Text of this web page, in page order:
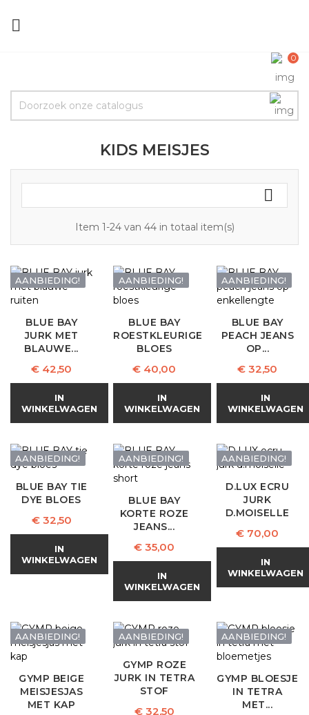

0
KIDS MEISJES

Item 1-24 van 44 in totaal item(s)
AANBIEDING!
BLUE BAY
JURK MET
BLAUWE...
Prijs
€ 42,50
IN
WINKELWAGEN
AANBIEDING!
BLUE BAY
ROESTKLEURIGE
BLOES
Prijs
€ 40,00
IN
WINKELWAGEN
AANBIEDING!
BLUE BAY
PEACH JEANS
OP...
Prijs
€ 32,50
IN
WINKELWAGEN
AANBIEDING!
BLUE BAY TIE
DYE BLOES
Prijs
€ 32,50
IN
WINKELWAGEN
AANBIEDING!
BLUE BAY
KORTE ROZE
JEANS...
Prijs
€ 35,00
IN
WINKELWAGEN
AANBIEDING!
D.LUX ECRU
JURK
D.MOISELLE
Prijs
€ 70,00
IN
WINKELWAGEN
AANBIEDING!
GYMP BEIGE
MEISJESJAS
MET KAP
AANBIEDING!
GYMP ROZE
JURK IN TETRA
STOF
Prijs
€ 32,50
AANBIEDING!
GYMP BLOESJE
IN TETRA
MET...